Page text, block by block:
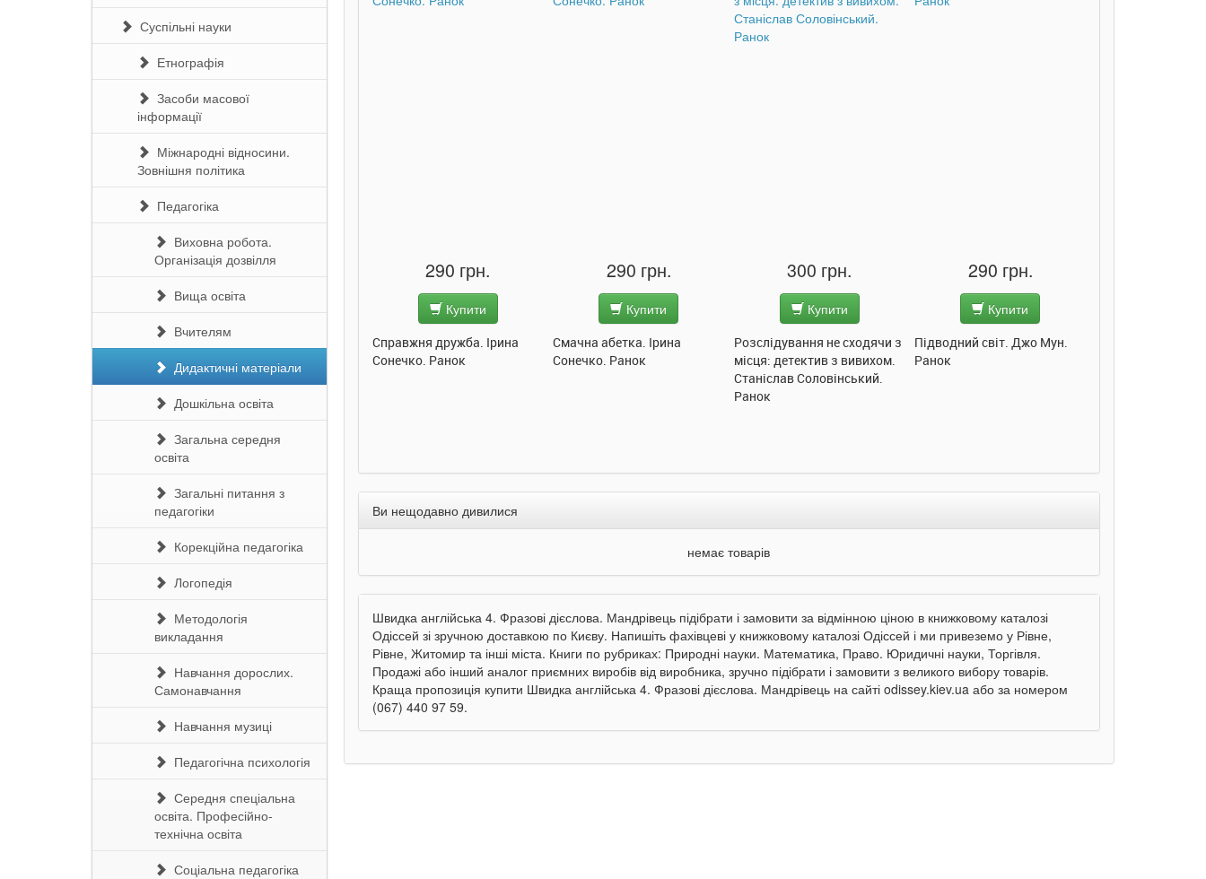
Суспільні науки
Етнографія
Засоби масової
інформації
Міжнародні відносини.
Зовнішня політика
Педагогіка
Виховна робота.
Організація дозвілля
Вища освіта
Вчителям
Дидактичні матеріали
Дошкільна освіта
Загальна середня
освіта
Загальні питання з
педагогіки
Корекційна педагогіка
Логопедія
Методологія
викладання
Навчання дорослих.
Самонавчання
Навчання музиці
Педагогічна психологія
Середня спеціальна
освіта. Професійно-
технічна освіта
Соціальна педагогіка
290 грн.
Купити
Таке велике слоненя. Ірина
Сонечко. Ранок
Справжня дружба. Ірина
Сонечко. Ранок
Смачна абетка. Ірина
Сонечко. Ранок
Розслідування не сходячи з
місця: детектив з вивихом.
Станіслав Соловінський.
Підводний світ. Джо Мун.
Ранок
Моє любе кошеня. Олена
Ви нещодавно дивилися
немає товарів
Швидка англійська 4. Фразові дієслова. Мандрівець підібрати і замовити за відмінною ціною в книжковому каталозі
Одіссей зі зручною доставкою по Києву. Напишіть фахівцеві у книжковому каталозі Одіссей і ми привеземо у Рівне,
Рівне, Житомир та інші міста. Книги по рубриках: Природні науки. Математика, Право. Юридичні науки, Торгівля.
Продажі або інший аналог приємних виробів від виробника, зручно підібрати і замовити з великого вибору товарів.
Краща пропозиція купити Швидка англійська 4. Фразові дієслова. Мандрівець на сайті odissey.kiev.ua або за номером
(067) 440 97 59.